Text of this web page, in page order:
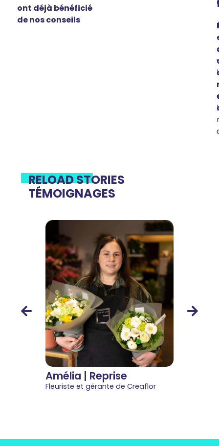
ont déjà bénéficié
de nos conseils
RELOAD STORIES
TÉMOIGNAGES
Amélia | Reprise
Fleuriste et gérante de Creaflor